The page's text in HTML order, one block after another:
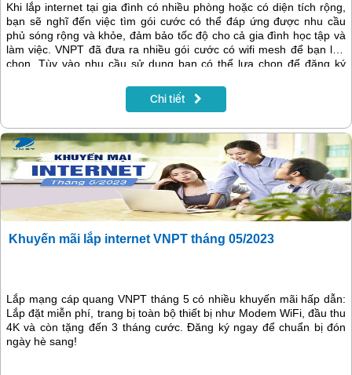
Khi lắp internet tại gia đình có nhiều phòng hoặc có diện tích rộng,
bạn sẽ nghĩ đến việc tìm gói cước có thể đáp ứng được nhu cầu
phủ sóng rộng và khỏe, đảm bảo tốc độ cho cả gia đình học tập và
làm việc. VNPT đã đưa ra nhiều gói cước có wifi mesh để bạn lựa
chọn. Tùy vào nhu cầu sử dụng bạn có thể lựa chọn để đăng ký
Chi tiết
Khuyến mãi lắp internet VNPT tháng 05/2023
Lắp mạng cáp quang VNPT tháng 5 có nhiều khuyến mãi hấp dẫn:
Lắp đặt miễn phí, trang bị toàn bộ thiết bị như Modem WiFi, đầu thu
4K và còn tặng đến 3 tháng cước. Đăng ký ngay để chuẩn bị đón
ngày hè sang!